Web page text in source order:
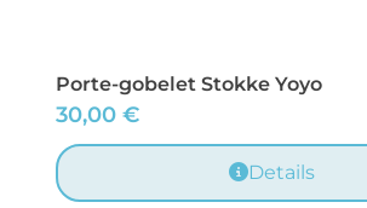
Porte-gobelet Stokke Yoyo
30,00 €
Details